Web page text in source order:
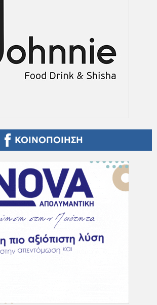
ΚΟΙΝΟΠΟΙΗΣΗ